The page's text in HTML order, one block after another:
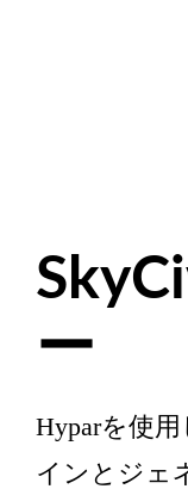
ー
Hyparを使
インとジェ